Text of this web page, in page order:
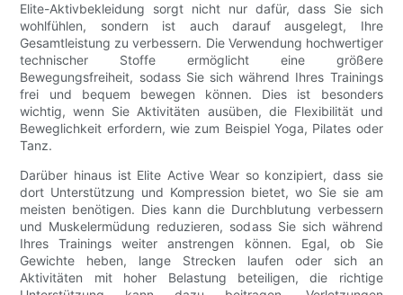
Elite-Aktivbekleidung sorgt nicht nur dafür, dass Sie sich
wohlfühlen, sondern ist auch darauf ausgelegt, Ihre
Gesamtleistung zu verbessern. Die Verwendung hochwertiger
technischer Stoffe ermöglicht eine größere
Bewegungsfreiheit, sodass Sie sich während Ihres Trainings
frei und bequem bewegen können. Dies ist besonders
wichtig, wenn Sie Aktivitäten ausüben, die Flexibilität und
Beweglichkeit erfordern, wie zum Beispiel Yoga, Pilates oder
Tanz.
Darüber hinaus ist Elite Active Wear so konzipiert, dass sie
dort Unterstützung und Kompression bietet, wo Sie sie am
meisten benötigen. Dies kann die Durchblutung verbessern
und Muskelermüdung reduzieren, sodass Sie sich während
Ihres Trainings weiter anstrengen können. Egal, ob Sie
Gewichte heben, lange Strecken laufen oder sich an
Aktivitäten mit hoher Belastung beteiligen, die richtige